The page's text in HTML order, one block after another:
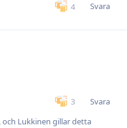
4 Svara
3
Svara
, och Lukkinen gillar detta